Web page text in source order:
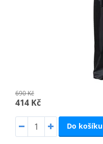
690 Kč
414 Kč
Do košíku